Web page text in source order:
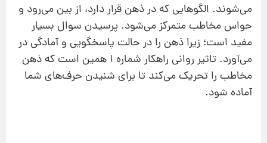
می‌شوند. الگوهایی که در ذهن قرار دارد، از بین می‌رود و
حواس مخاطب متمرکز می‌شود. پرسیدن سوال بسیار
مفید است؛ زیرا ذهن را در حالت پاسخگویی و آمادگی در
می‌آورد. تاثیر روانی راهکار شماره 1 همین است که ذهن
مخاطب را تحریک می‌کند تا برای شنیدن حرف‌های شما
آماده شود.